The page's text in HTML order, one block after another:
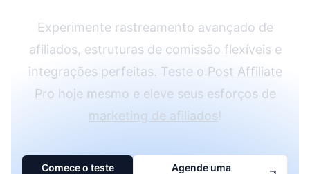
Experimente rastreamento avançado de
afiliados, estruturas de comissão flexíveis e
integrações perfeitas. Teste o Post Affiliate
Pro hoje mesmo e eleve seus esforços de
marketing de afiliados!
Comece o teste
Agende uma